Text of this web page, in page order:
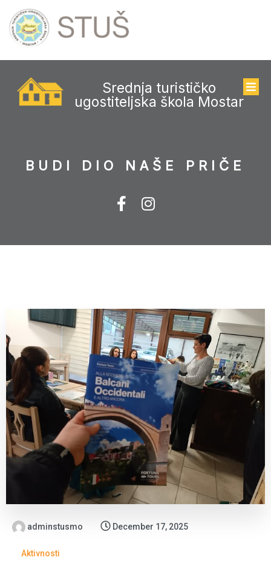
Srednja turističko
ugostiteljska škola Mostar
BUDI DIO NAŠE PRIČE
adminstusmo December 17, 2025
Aktivnosti